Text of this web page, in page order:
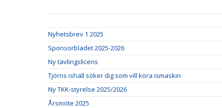
Nyhetsbrev 1 2025
Sponsorbladet 2025-2026
Ny tävlingslicens
Tjörns ishall söker dig som vill köra ismaskin
Ny TKK-styrelse 2025/2026
Årsmöte 2025